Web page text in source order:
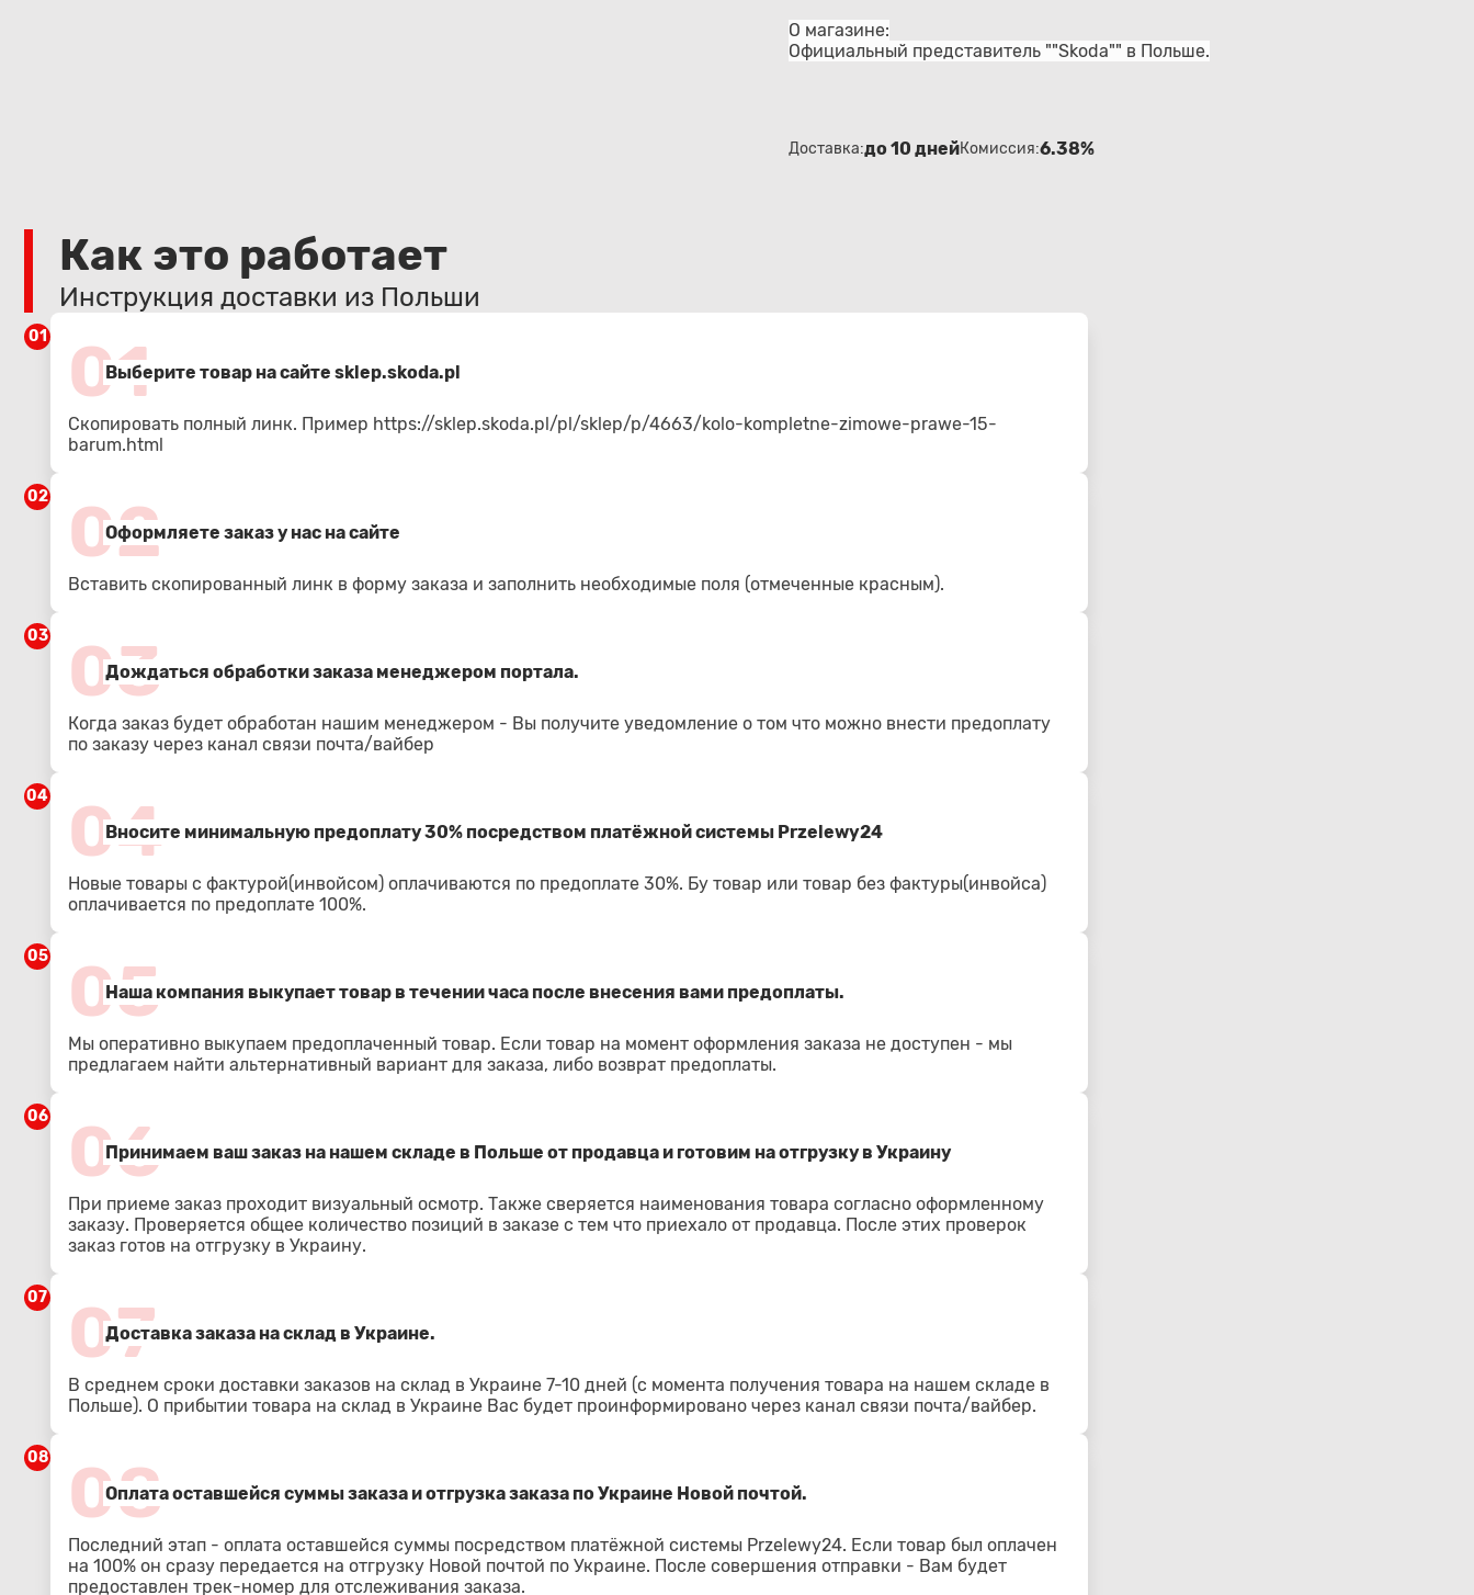
О магазине:
Официальный представитель ""Skoda"" в Польше.
Доставка:до 10 днейКомиссия:6.38%
Как это работает
Инструкция доставки из Польши
01 01
Выберите товар на сайте sklep.skoda.pl
Скопировать полный линк. Пример https://sklep.skoda.pl/pl/sklep/p/4663/kolo-kompletne-zimowe-prawe-15-
barum.html
02 02
Оформляете заказ у нас на сайте
Вставить скопированный линк в форму заказа и заполнить необходимые поля (отмеченные красным).
03 03
Дождаться обработки заказа менеджером портала.
Когда заказ будет обработан нашим менеджером - Вы получите уведомление о том что можно внести предоплату
по заказу через канал связи почта/вайбер
04 04
Вносите минимальную предоплату 30% посредством платёжной системы Przelewy24
Новые товары с фактурой(инвойсом) оплачиваются по предоплате 30%. Бу товар или товар без фактуры(инвойса)
оплачивается по предоплате 100%.
05 05
Наша компания выкупает товар в течении часа после внесения вами предоплаты.
Мы оперативно выкупаем предоплаченный товар. Если товар на момент оформления заказа не доступен - мы
предлагаем найти альтернативный вариант для заказа, либо возврат предоплаты.
06 06
Принимаем ваш заказ на нашем складе в Польше от продавца и готовим на отгрузку в Украину
При приеме заказ проходит визуальный осмотр. Также сверяется наименования товара согласно оформленному
заказу. Проверяется общее количество позиций в заказе с тем что приехало от продавца. После этих проверок
заказ готов на отгрузку в Украину.
07 07
Доставка заказа на склад в Украине.
В среднем сроки доставки заказов на склад в Украине 7-10 дней (с момента получения товара на нашем складе в
Польше). О прибытии товара на склад в Украине Вас будет проинформировано через канал связи почта/вайбер.
08 08
Оплата оставшейся суммы заказа и отгрузка заказа по Украине Новой почтой.
Последний этап - оплата оставшейся суммы посредством платёжной системы Przelewy24. Если товар был оплачен
на 100% он сразу передается на отгрузку Новой почтой по Украине. После совершения отправки - Вам будет
предоставлен трек-номер для отслеживания заказа.